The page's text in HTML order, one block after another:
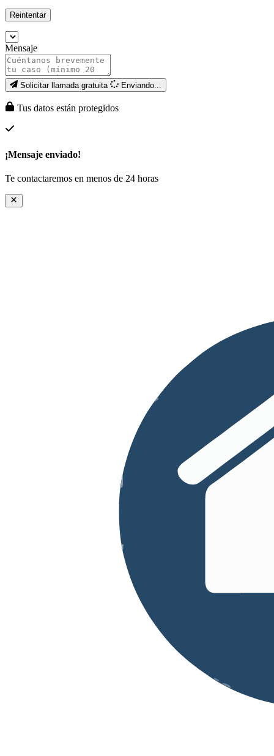
Reintentar
Mensaje
Solicitar llamada gratuita Enviando...
Tus datos están protegidos
¡Mensaje enviado!
Te contactaremos en menos de 24 horas